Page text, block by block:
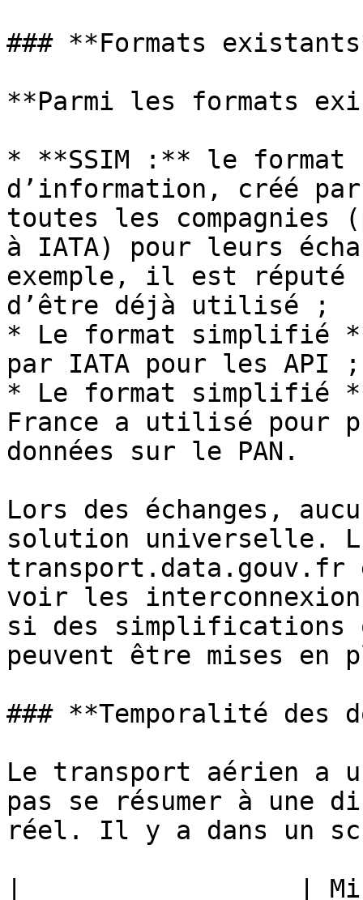
### **Formats
**Parmi les formats
* **SSIM :** le format
d’information, créé
toutes les compagnies
à IATA) pour leurs
exemple, il est réputé
d’être déjà utilisé ;
* Le format simplifié
par IATA pour les API ;
* Le format simplifié
France a utilisé pour
données sur le PAN.
Lors des échanges,
solution universelle.
transport.data.gouv.fr
voir les
si des simplifications
peuvent être mises en
### **Temporalité des
Le transport aérien a
pas se résumer à une
réel. Il y a dans un
|                  |